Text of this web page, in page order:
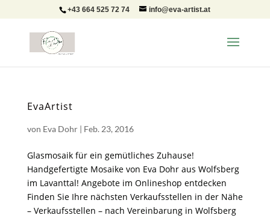
+43 664 525 72 74 info@eva-artist.at
EvaArtist
von Eva Dohr| Feb. 23, 2016
Glasmosaik für ein gemütliches Zuhause!
Handgefertigte Mosaike von Eva Dohr aus Wolfsberg
im Lavanttal! Angebote im Onlineshop entdecken
Finden Sie Ihre nächsten Verkaufsstellen in der Nähe
– Verkaufsstellen – nach Vereinbarung in Wolfsberg